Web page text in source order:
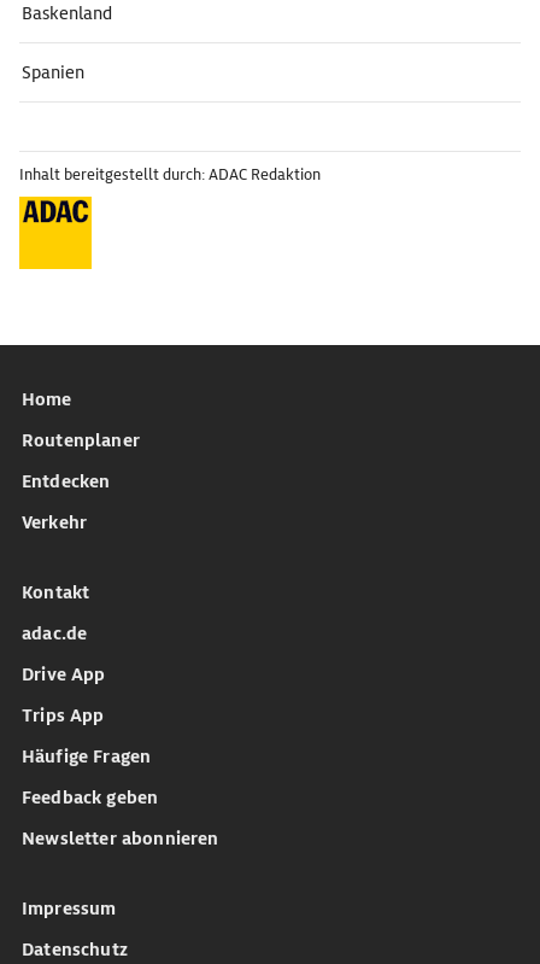
Baskenland
Spanien
Inhalt bereitgestellt durch: ADAC Redaktion
Home
Routenplaner
Entdecken
Verkehr
Kontakt
adac.de
Drive App
Trips App
Häufige Fragen
Feedback geben
Newsletter abonnieren
Impressum
Datenschutz